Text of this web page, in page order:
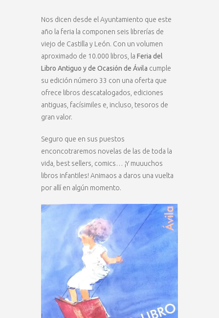
Nos dicen desde el Ayuntamiento que este
año la feria la componen seis librerías de
viejo de Castilla y León. Con un volumen
aproximado de 10.000 libros, la Feria del
Libro Antiguo y de Ocasión de Ávila cumple
su edición número 33 con una oferta que
ofrece libros descatalogados, ediciones
antiguas, facísimiles e, incluso, tesoros de
gran valor.
Seguro que en sus puestos
enconcotraremos novelas de las de toda la
vida, best sellers, comics… ¡Y muuuchos
libros infantiles! Animaos a daros una vuelta
por allí en algún momento.